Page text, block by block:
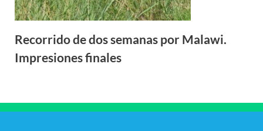
Recorrido de dos semanas por Malawi.
Impresiones finales